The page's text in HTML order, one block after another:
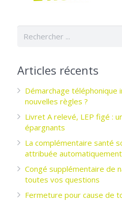
Articles récents
Démarchage téléphonique
nouvelles règles ?
Livret A relevé, LEP figé :
épargnants ­
La complémentaire santé
attribuée
Congé supplémentaire de
toutes vos questions
Fermeture pour cause de